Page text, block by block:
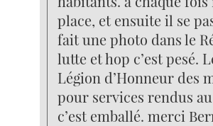
place, et ensuite il se
fait une photo dans le
lutte et hop c’est pesé.
Légion d’Honneur des
pour services rendus
c’est emballé. merci